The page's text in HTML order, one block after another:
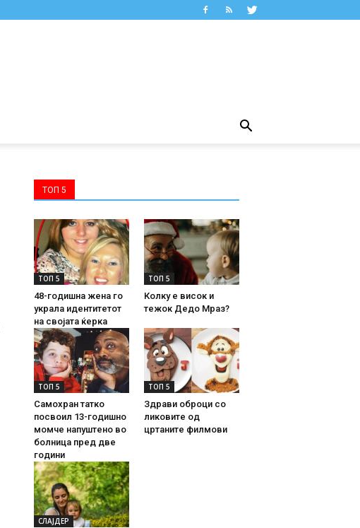
ТОП 5
ТОП 5
48-годишна жена го
украла идентитетот
на својата ќерка
ТОП 5
Колку е висок и
тежок Дедо Мраз?
ТОП 5
Самохран татко
посвоил 13-годишно
момче напуштено во
болница пред две
години
ТОП 5
Здрави оброци со
ликовите од
цртаните филмови
СЛАЈДЕР